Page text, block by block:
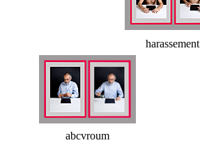
harassement
abcvroum